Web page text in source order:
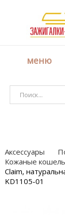
меню
Аксессуары
Кожаные
Claim,
KD1105-01